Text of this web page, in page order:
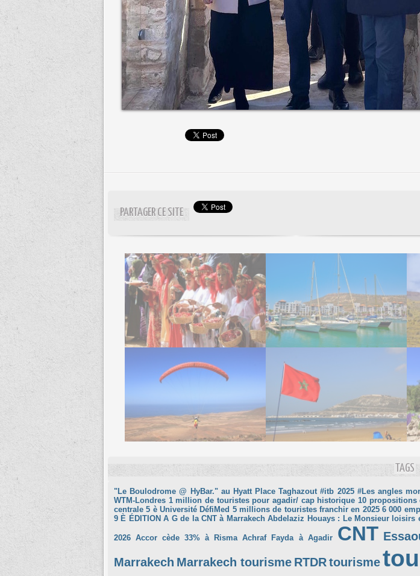
PARTAGER CE SITE
TAGS
"Le Boulodrome @ HyBar." au Hyatt Place Taghazout #itb 2025 #Les angles
WTM-Londres 1 million de touristes pour agadir/ cap historique 10 propositions
centrale 5 è Université DéfiMed 5 millions de touristes franchir en 2025 6 000
9 È ÉDITION A G de la CNT à Marrakech Abdelaziz Houays : Le Monsieur loisirs
2026 Accor cède 33% à Risma Achraf Fayda à Agadir CNT
Marrakech Marrakech tourisme RTDRtourisme